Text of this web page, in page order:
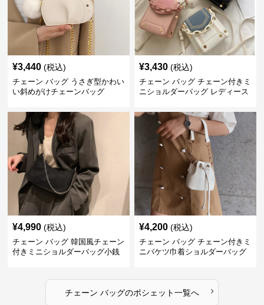
¥3,440 (税込)
チェーン バッグ うさぎ型かわい
い斜めがけチェーンバッグ
¥3,430 (税込)
チェーン バッグ チェーン付きミ
ニショルダーバッグ レディース
¥4,990 (税込)
チェーン バッグ 韓国風チェーン
付きミニショルダーバッグ小銭
¥4,200 (税込)
チェーン バッグ チェーン付きミ
ニバケツ巾着ショルダーバッグ
チェーン バッグのポシェット一覧へ ›